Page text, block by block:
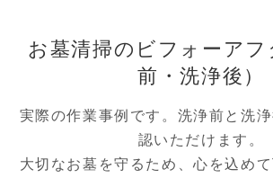
ご依頼、誠にありがとうございました。
つきましては、改めてホームページにて
す。 今後とも「春夏秋冬」をよろしくお
年末のお墓掃除のご予約が、お陰様で残
た。 ご検討中の方は、混み合う前にお
お墓清掃のビフォーアフ
前・洗浄後）
実際の作業事例です。洗浄前と洗
認いただけます。
大切なお墓を守るため、心を込め